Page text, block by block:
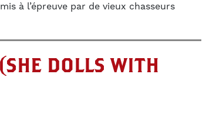
à l’épreuve par de vieux chasseurs
DOLLS WITH